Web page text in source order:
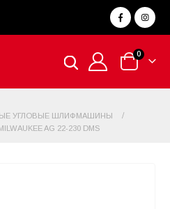
0
УГЛОВЫЕ ШЛИФМАШИНЫ
AG 22-230 DMS